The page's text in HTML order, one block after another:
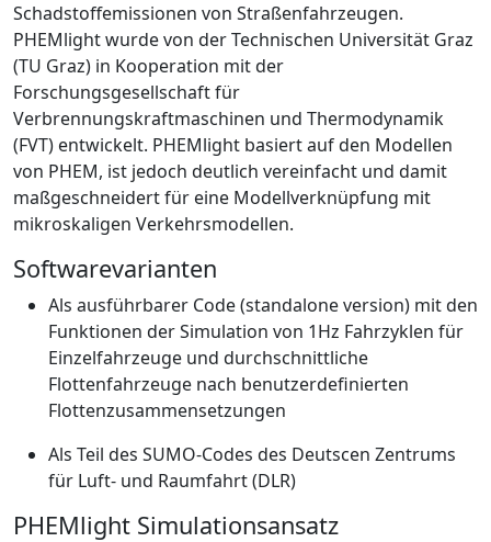
Schadstoffemissionen von Straßenfahrzeugen.
PHEMlight wurde von der Technischen Universität Graz
(TU Graz) in Kooperation mit der
Forschungsgesellschaft für
Verbrennungskraftmaschinen und Thermodynamik
(FVT) entwickelt. PHEMlight basiert auf den Modellen
von PHEM, ist jedoch deutlich vereinfacht und damit
maßgeschneidert für eine Modellverknüpfung mit
mikroskaligen Verkehrsmodellen.
Softwarevarianten
Als ausführbarer Code (standalone version) mit den
Funktionen der Simulation von 1Hz Fahrzyklen für
Einzelfahrzeuge und durchschnittliche
Flottenfahrzeuge nach benutzerdefinierten
Flottenzusammensetzungen
Als Teil des SUMO-Codes des Deutscen Zentrums
für Luft- und Raumfahrt (DLR)
PHEMlight Simulationsansatz